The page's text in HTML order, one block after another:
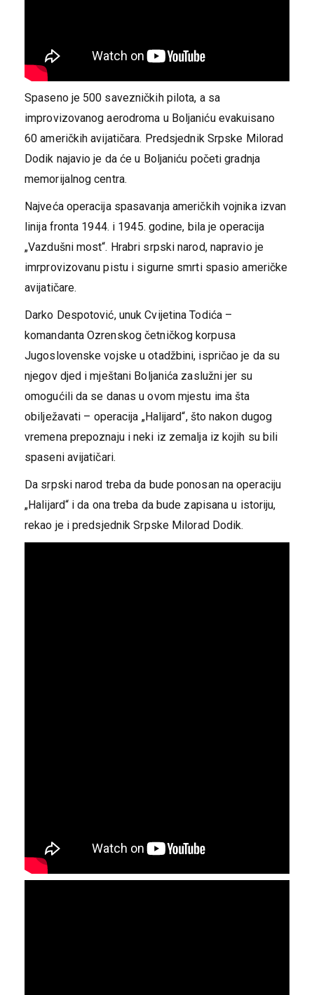
Spaseno je 500 savezničkih pilota, a sa
improvizovanog aerodroma u Boljaniću evakuisano
60 američkih avijatičara. Predsjednik Srpske Milorad
Dodik najavio je da će u Boljaniću početi gradnja
memorijalnog centra.
Najveća operacija spasavanja američkih vojnika izvan
linija fronta 1944. i 1945. godine, bila je operacija
„Vazdušni most“. Hrabri srpski narod, napravio je
imrprovizovanu pistu i sigurne smrti spasio američke
avijatičare.
Darko Despotović, unuk Cvijetina Todića –
komandanta Ozrenskog četničkog korpusa
Јugoslovenske vojske u otadžbini, ispričao je da su
njegov djed i mještani Boljanića zaslužni jer su
omogućili da se danas u ovom mjestu ima šta
obilježavati – operacija „Halijard“, što nakon dugog
vremena prepoznaju i neki iz zemalja iz kojih su bili
spaseni avijatičari.
Da srpski narod treba da bude ponosan na operaciju
„Halijard“ i da ona treba da bude zapisana u istoriju,
rekao je i predsjednik Srpske Milorad Dodik.